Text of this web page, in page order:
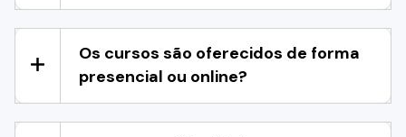
Os cursos são oferecidos de forma
presencial ou online?